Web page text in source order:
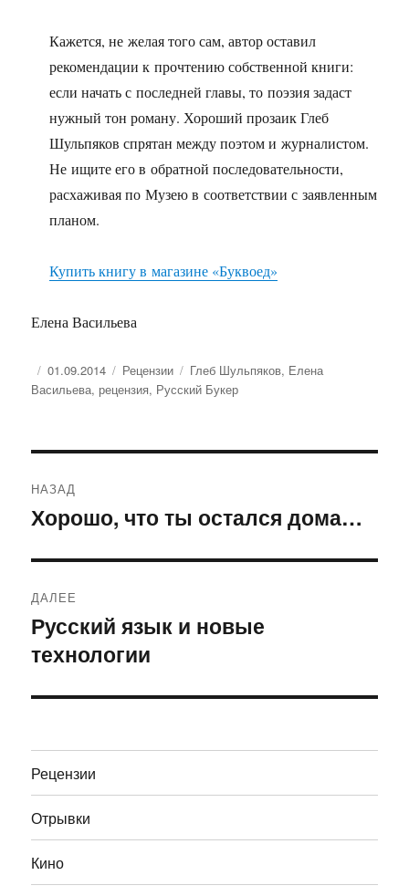
Кажется, не желая того сам, автор оставил
рекомендации к прочтению собственной книги:
если начать с последней главы, то поэзия задаст
нужный тон роману. Хороший прозаик Глеб
Шульпяков спрятан между поэтом и журналистом.
Не ищите его в обратной последовательности,
расхаживая по Музею в соответствии с заявленным
планом.
Купить книгу в магазине «Буквоед»
Елена Васильева
Опубликовано
01.09.2014 Рубрики
Рецензии Метки
Глеб Шульпяков, Елена
Васильева, рецензия, Русский Букер
по
НАЗАД
Предыдущая
Хорошо, что ты остался дома…
ДАЛЕЕ
Следующая
запись:
Русский язык и новые
технологии
Рецензии
Отрывки
Кино